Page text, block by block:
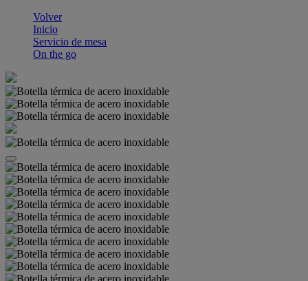
Volver
Inicio
Servicio de mesa
On the go